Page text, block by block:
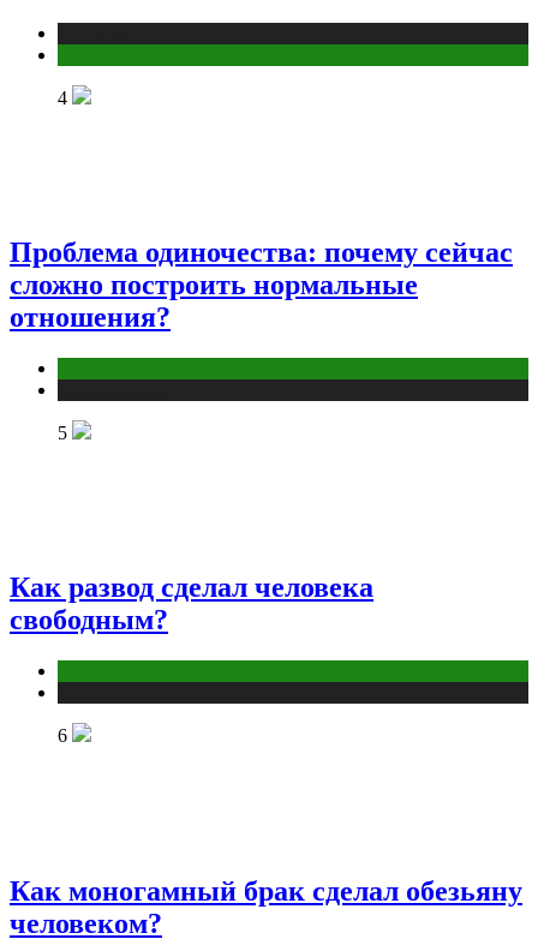
4
Проблема одиночества: почему сейчас
сложно построить нормальные
отношения?
5
Как развод сделал человека
свободным?
6
Как моногамный брак сделал обезьяну
человеком?